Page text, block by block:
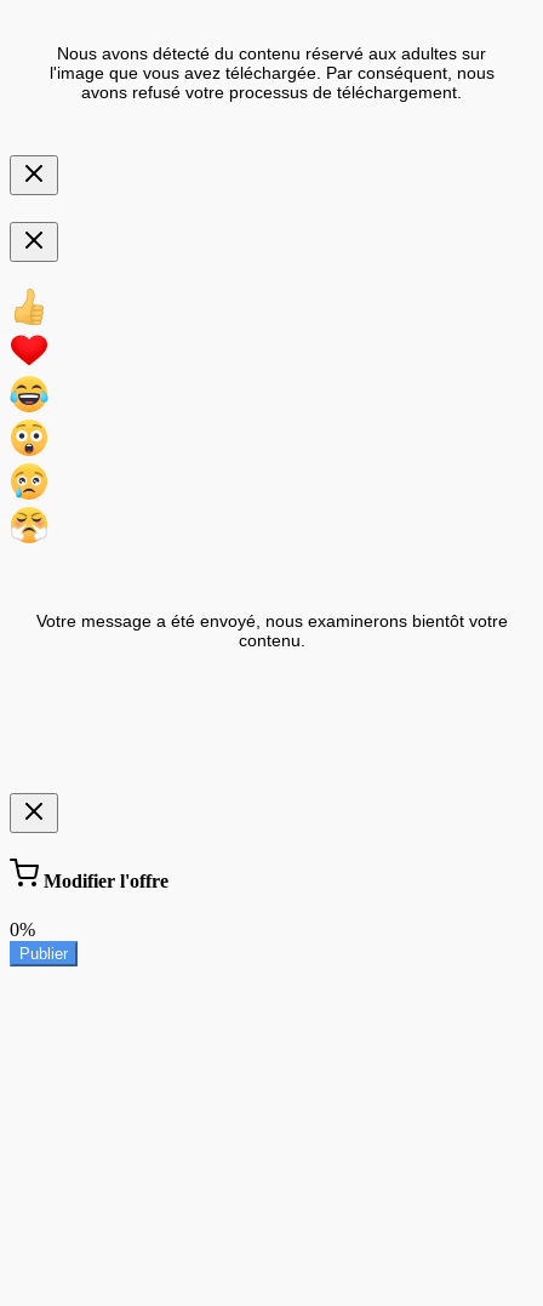
Nous avons détecté du contenu réservé aux adultes sur
l'image que vous avez téléchargée. Par conséquent, nous
avons refusé votre processus de téléchargement.
Votre message a été envoyé, nous examinerons bientôt votre
contenu.
Modifier l'offre
0%
Publier